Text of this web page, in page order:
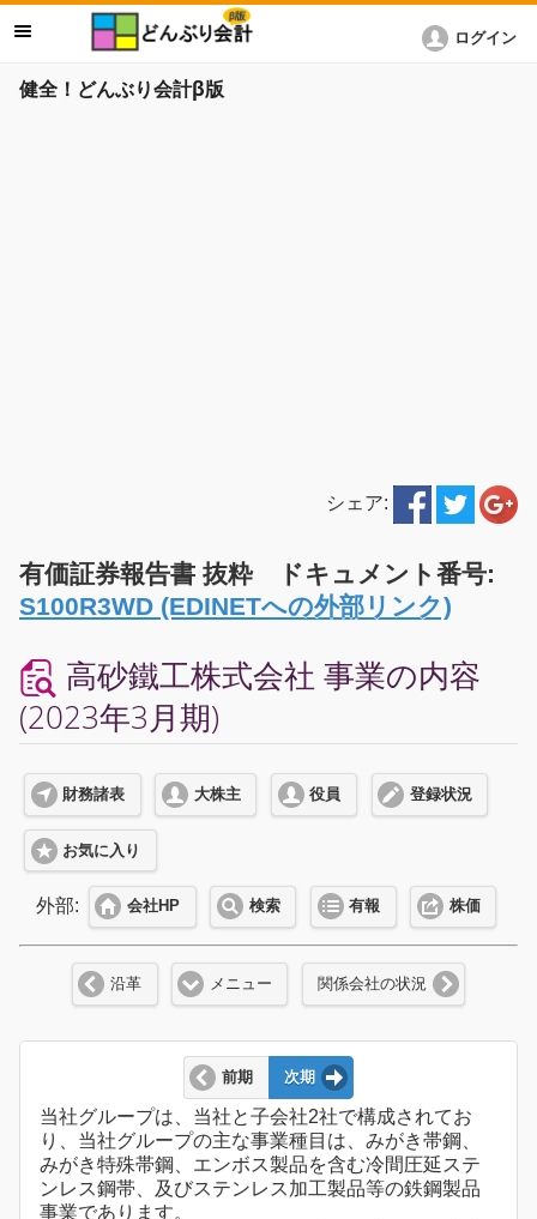
健全！どんぶり会計β版
ログイン
シェア:
有価証券報告書 抜粋 ドキュメント番号:
S100R3WD (EDINETへの外部リンク)
高砂鐵工株式会社 事業の内容
(2023年3月期)
財務諸表 大株主 役員 登録状況
お気に入り
外部: 会社HP 検索 有報 株価
沿革 メニュー 関係会社の状況
前期 次期
当社グループは、当社と子会社2社で構成されてお
り、当社グループの主な事業種目は、みがき帯鋼、
みがき特殊帯鋼、エンボス製品を含む冷間圧延ステ
ンレス鋼帯、及びステンレス加工製品等の鉄鋼製品
事業であります。